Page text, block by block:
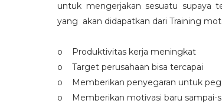
untuk mengerjakan sesuatu supaya
yang akan didapatkan dari Training
o Produktivitas kerja meningkat
o Target perusahaan bisa tercapai
o Memberikan penyegaran untuk
o Memberikan motivasi baru sampai-